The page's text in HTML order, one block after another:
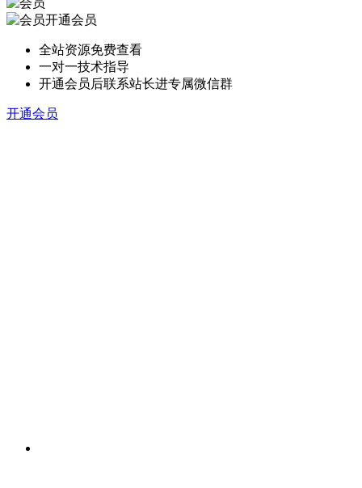
开通会员
全站资源免费查看
一对一技术指导
开通会员后联系站长进专属微信群
开通会员